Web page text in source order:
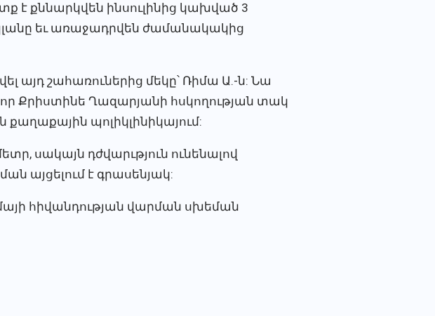
է քննարկվեն ինսուլինից կախված 3
եւ առաջադրվեն ժամանակակից
այդ շահառուներից մեկը՝ Ռիմա Ա.-ն: Նա
Քրիստինե Ղազարյանի հսկողության տակ
պոլիկլինիկայում:
սակայն դժվարւթյուն ունենալով
այցելում է գրասենյակ:
հիվանդության վարման սխեման